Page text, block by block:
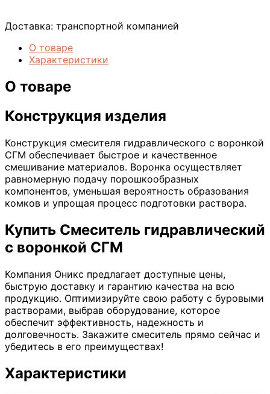
Доставка: транспортной компанией
О товаре
Характеристики
О товаре
Конструкция изделия
Конструкция смесителя гидравлического с воронкой
СГМ обеспечивает быстрое и качественное
смешивание материалов. Воронка осуществляет
равномерную подачу порошкообразных
компонентов, уменьшая вероятность образования
комков и упрощая процесс подготовки раствора.
Купить Смеситель гидравлический
с воронкой СГМ
Компания Оникс предлагает доступные цены,
быструю доставку и гарантию качества на всю
продукцию. Оптимизируйте свою работу с буровыми
растворами, выбрав оборудование, которое
обеспечит эффективность, надежность и
долговечность. Закажите смеситель прямо сейчас и
убедитесь в его преимуществах!
Характеристики